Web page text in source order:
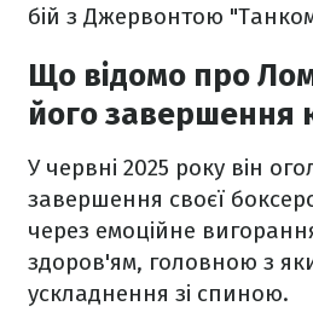
бій з Джервонтою
Що відомо про
його завершення
У червні 2025 року він
завершення своєї
через емоційне
здоров'ям, головною з
ускладнення зі спиною.